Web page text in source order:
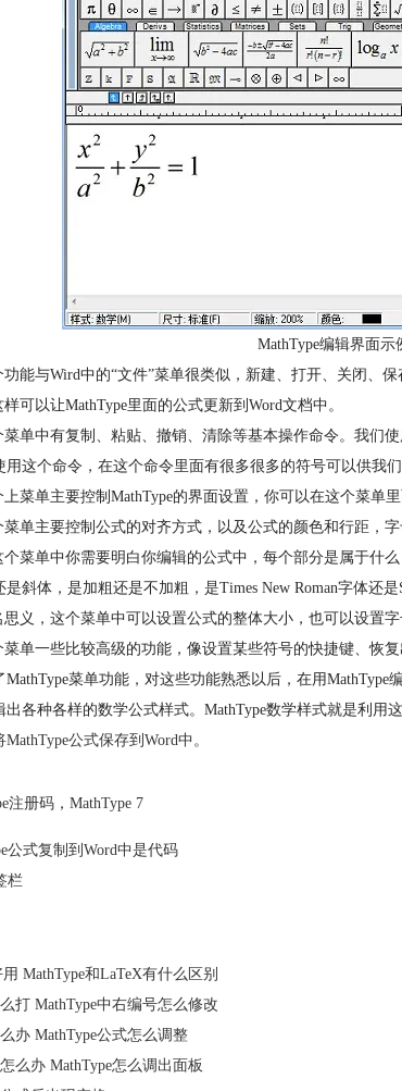
MathType编辑界面示
能与Wird中的“文件”菜单很类似，新建、打开、关闭、
可以让MathType里面的公式更新到Word文档中。
单中有复制、粘贴、撤销、清除等基本操作命令。我们
这个命令，在这个命令里面有很多很多的符号可以供我们
菜单主要控制MathType的界面设置，你可以在这个菜单
单主要控制公式的对齐方式，以及公式的颜色和行距，
个菜单中你需要明白你编辑的公式中，每个部分是属于什
斜体，是加粗还是不加粗，是Times New Roman字体还
义，这个菜单中可以设置公式的整体大小，也可以设置字
单一些比较高级的功能，像设置某些符号的快捷键、恢
菜单功能，对这些功能熟悉以后，在用
各种各样的数学公式样式。MathType数学样式就是利用
MathType公式保存到Word中 。
注册码 ， MathType 7
公式复制到Word中是代码
栏
MathType和LaTeX有什么区别
打 MathType中右编号怎么修改
办 MathType公式怎么调整
么办 MathType怎么调出面板